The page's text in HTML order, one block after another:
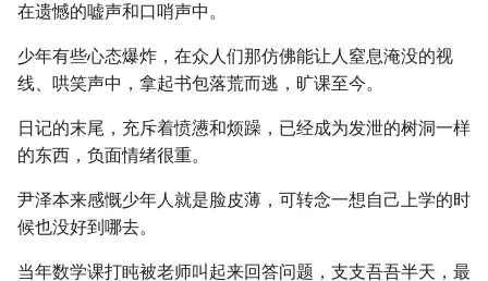
在遗憾的嘘声和口哨声中。
少年有些心态爆炸，在众人们那仿佛能让人窒息淹没的视
线、哄笑声中，拿起书包落荒而逃，旷课至今。
日记的末尾，充斥着愤懑和烦躁，已经成为发泄的树洞一样
的东西，负面情绪很重。
尹泽本来感慨少年人就是脸皮薄，可转念一想自己上学的时
候也没好到哪去。
当年数学课打盹被老师叫起来回答问题，支支吾吾半天，最